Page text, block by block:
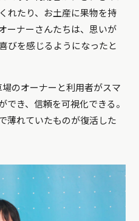
れたり、お土産に果物を持
ーナーさんたちは、思いが
びを感じるようになったと
のオーナーと利用者がスマ
でき、信頼を可視化できる。
薄れていたものが復活した